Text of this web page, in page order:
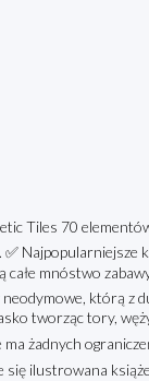
Tiles 70
Najpopularniejsze
mnóstwo
którą z
tworząc tory,
żadnych
ilustrowana